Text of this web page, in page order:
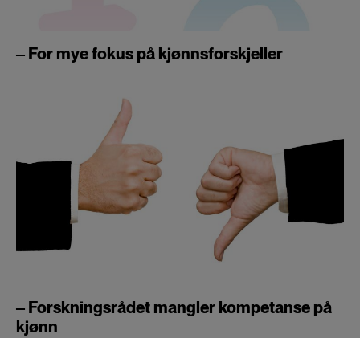
‒ For mye fokus på kjønnsforskjeller
‒ Forskningsrådet mangler kompetanse på
kjønn